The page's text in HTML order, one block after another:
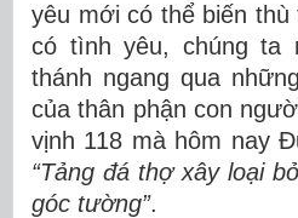
yêu mới có thể biến thù
có tình yêu, chúng ta
thánh ngang qua
của thân phận con
vịnh 118 mà hôm nay
“Tảng đá thợ xây loại
góc tường”.